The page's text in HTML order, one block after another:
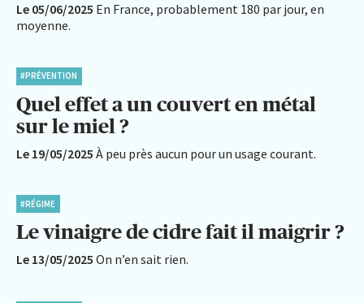
Le 05/06/2025 En France, probablement 180 par jour, en
moyenne.
#PRÉVENTION
Quel effet a un couvert en métal
sur le miel ?
Le 19/05/2025 À peu près aucun pour un usage courant.
#RÉGIME
Le vinaigre de cidre fait il maigrir ?
Le 13/05/2025 On n’en sait rien.